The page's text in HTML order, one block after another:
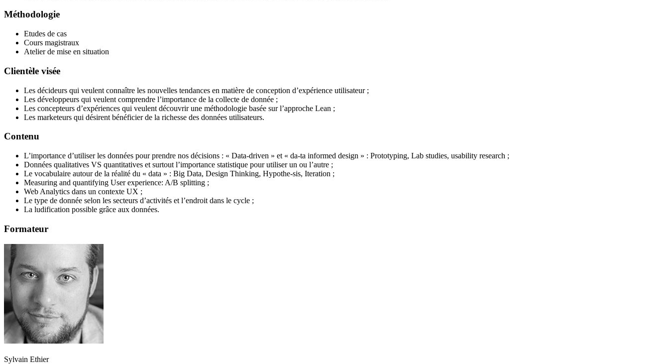
Méthodologie
Etudes de cas
Cours magistraux
Atelier de mise en situation
Clientèle visée
Les décideurs qui veulent connaître les nouvelles tendances en matière de conception d’expérience utilisateur ;
Les développeurs qui veulent comprendre l’importance de la collecte de donnée ;
Les concepteurs d’expériences qui veulent découvrir une méthodologie basée sur l’approche Lean ;
Les marketeurs qui désirent bénéficier de la richesse des données utilisateurs.
Contenu
L’importance d’utiliser les données pour prendre nos décisions : « Data-driven » et « da-ta informed design » : Prototyping, Lab studies, usability research ;
Données qualitatives VS quantitatives et surtout l’importance statistique pour utiliser un ou l’autre ;
Le vocabulaire autour de la réalité du « data » : Big Data, Design Thinking, Hypothe-sis, Iteration ;
Measuring and quantifying User experience: A/B splitting ;
Web Analytics dans un contexte UX ;
Le type de donnée selon les secteurs d’activités et l’endroit dans le cycle ;
La ludification possible grâce aux données.
Formateur
Sylvain Ethier